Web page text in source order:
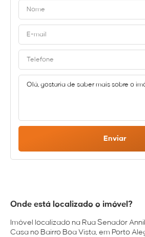
Enviar
Onde está localizado o imóvel?
Imóvel localizado na Rua Senador
Casa no Bairro Boa Vista, em Porto